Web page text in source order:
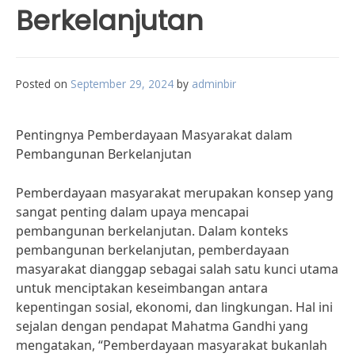
Berkelanjutan
Posted on September 29, 2024 by adminbir
Pentingnya Pemberdayaan Masyarakat dalam
Pembangunan Berkelanjutan
Pemberdayaan masyarakat merupakan konsep yang
sangat penting dalam upaya mencapai
pembangunan berkelanjutan. Dalam konteks
pembangunan berkelanjutan, pemberdayaan
masyarakat dianggap sebagai salah satu kunci utama
untuk menciptakan keseimbangan antara
kepentingan sosial, ekonomi, dan lingkungan. Hal ini
sejalan dengan pendapat Mahatma Gandhi yang
mengatakan, “Pemberdayaan masyarakat bukanlah